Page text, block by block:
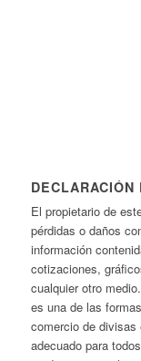
DECLARACIÓN
El propietario de
pérdidas o daños
información
cotizaciones,
cualquier otro
es una de las
comercio de divisas
adecuado para